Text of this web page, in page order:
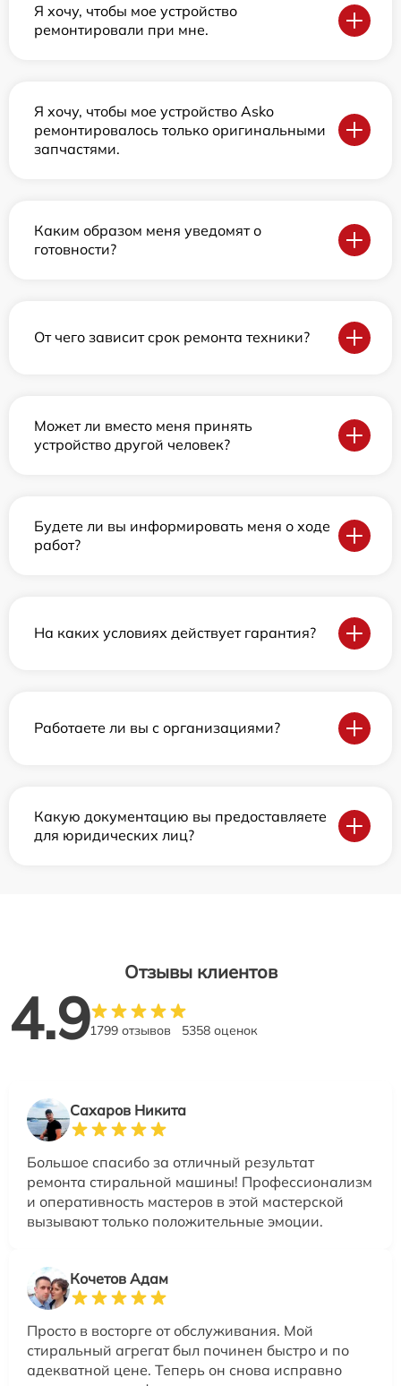
Я хочу, чтобы мое устройство
ремонтировали при мне.
Я хочу, чтобы мое устройство Asko
ремонтировалось только оригинальными
запчастями.
Каким образом меня уведомят о
готовности?
От чего зависит срок ремонта техники?
Может ли вместо меня принять
устройство другой человек?
Будете ли вы информировать меня о ходе
работ?
На каких условиях действует гарантия?
Работаете ли вы с организациями?
Какую документацию вы предоставляете
для юридических лиц?
Отзывы клиентов
4.91799 отзывов 5358 оценок
Сахаров Никита
Большое спасибо за отличный результат
ремонта стиральной машины! Профессионализм
и оперативность мастеров в этой мастерской
вызывают только положительные эмоции.
Кочетов Адам
Просто в восторге от обслуживания. Мой
стиральный агрегат был починен быстро и по
адекватной цене. Теперь он снова исправно